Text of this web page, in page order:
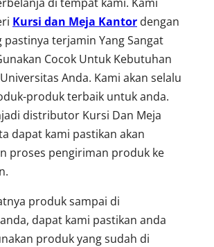
Kursi dan Meja Kantor dengan
pastinya terjamin Yang Sangat
Cocok Untuk Kebutuhan
Anda. Kami akan selalu
produk terbaik untuk anda.
distributor Kursi Dan Meja
dapat kami pastikan akan
proses pengiriman produk ke
produk sampai di
dapat kami pastikan anda
produk yang sudah di